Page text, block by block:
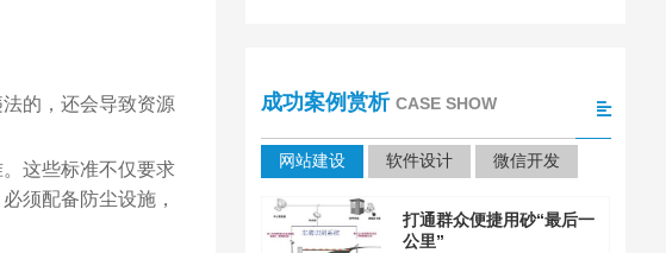
的，还会导致资源
这些标准不仅要求
须配备防尘设施，
成功案例赏析 CASE SHOW
网站建设 软件设计 微信开发
打通群众便捷用砂“最后一
公里”